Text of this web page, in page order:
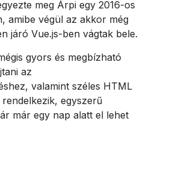
meg Árpi egy 2016-os
amibe végül az akkor még
járó Vue.js-ben vágtak bele.
gyors és megbízható
az
valamint széles HTML
egyszerű
már egy nap alatt el lehet